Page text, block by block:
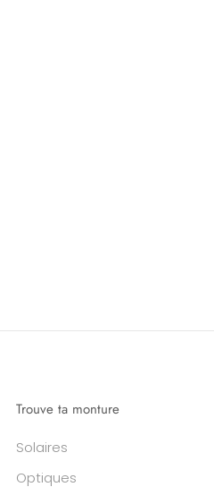
Trouve ta monture
Solaires
Optiques